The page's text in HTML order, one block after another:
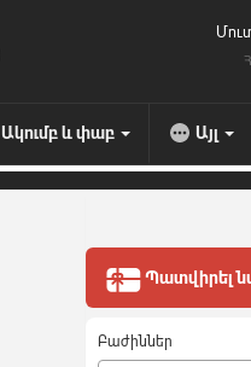
Ակումբ և փաբ Այլ
Պատվիրել
Բաժիններ